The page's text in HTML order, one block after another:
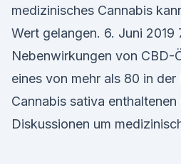
medizinisches Cannabis
Wert gelangen. 6. Juni 2019
Nebenwirkungen von CBD-
eines von mehr als 80 in
Cannabis sativa
Diskussionen um